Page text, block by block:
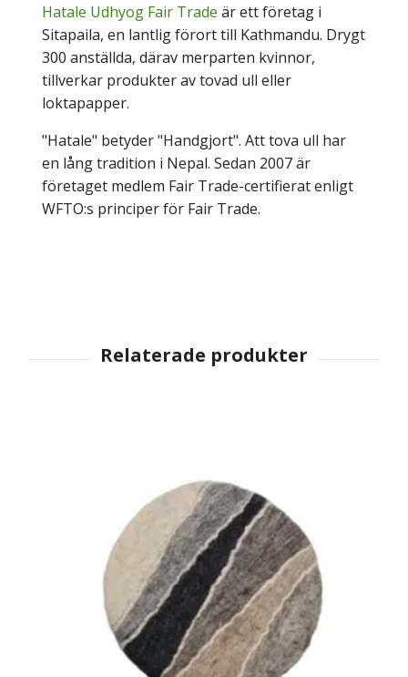
Hatale Udhyog Fair Trade är ett företag i
Sitapaila, en lantlig förort till Kathmandu. Drygt
300 anställda, därav merparten kvinnor,
tillverkar produkter av tovad ull eller
loktapapper.
"Hatale" betyder "Handgjort". Att tova ull har
en lång tradition i Nepal. Sedan 2007 är
företaget medlem Fair Trade-certifierat enligt
WFTO:s principer för Fair Trade.